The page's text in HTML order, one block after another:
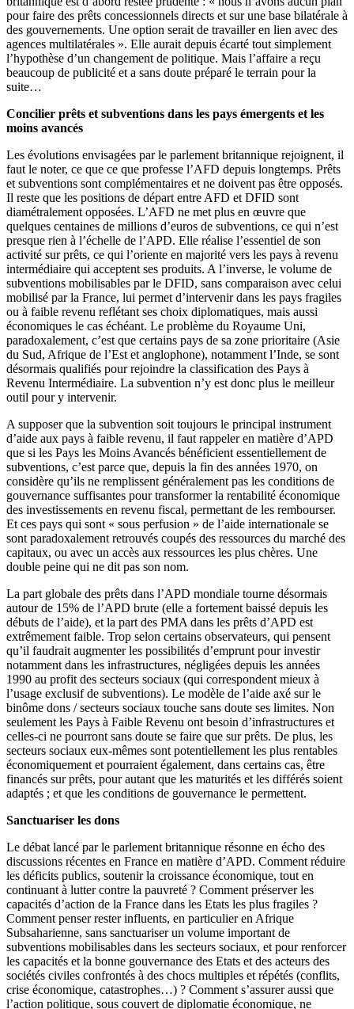
pour faire des prêts concessionnels directs et sur une base bilatérale à
des gouvernements. Une option serait de travailler en lien avec des
agences multilatérales ». Elle aurait depuis écarté tout simplement
l’hypothèse d’un changement de politique. Mais l’affaire a reçu
beaucoup de publicité et a sans doute préparé le terrain pour la
suite…
Concilier prêts et subventions dans les pays émergents et les
moins avancés
Les évolutions envisagées par le parlement britannique rejoignent, il
faut le noter, ce que ce que professe l’AFD depuis longtemps. Prêts
et subventions sont complémentaires et ne doivent pas être opposés.
Il reste que les positions de départ entre AFD et DFID sont
diamétralement opposées. L’AFD ne met plus en œuvre que
quelques centaines de millions d’euros de subventions, ce qui n’est
presque rien à l’échelle de l’APD. Elle réalise l’essentiel de son
activité sur prêts, ce qui l’oriente en majorité vers les pays à revenu
intermédiaire qui acceptent ses produits. A l’inverse, le volume de
subventions mobilisables par le DFID, sans comparaison avec celui
mobilisé par la France, lui permet d’intervenir dans les pays fragiles
ou à faible revenu reflétant ses choix diplomatiques, mais aussi
économiques le cas échéant. Le problème du Royaume Uni,
paradoxalement, c’est que certains pays de sa zone prioritaire (Asie
du Sud, Afrique de l’Est et anglophone), notamment l’Inde, se sont
désormais qualifiés pour rejoindre la classification des Pays à
Revenu Intermédiaire. La subvention n’y est donc plus le meilleur
outil pour y intervenir.
A supposer que la subvention soit toujours le principal instrument
d’aide aux pays à faible revenu, il faut rappeler en matière d’APD
que si les Pays les Moins Avancés bénéficient essentiellement de
subventions, c’est parce que, depuis la fin des années 1970, on
considère qu’ils ne remplissent généralement pas les conditions de
gouvernance suffisantes pour transformer la rentabilité économique
des investissements en revenu fiscal, permettant de les rembourser.
Et ces pays qui sont « sous perfusion » de l’aide internationale se
sont paradoxalement retrouvés coupés des ressources du marché des
capitaux, ou avec un accès aux ressources les plus chères. Une
double peine qui ne dit pas son nom.
La part globale des prêts dans l’APD mondiale tourne désormais
autour de 15% de l’APD brute (elle a fortement baissé depuis les
débuts de l’aide), et la part des PMA dans les prêts d’APD est
extrêmement faible. Trop selon certains observateurs, qui pensent
qu’il faudrait augmenter les possibilités d’emprunt pour investir
notamment dans les infrastructures, négligées depuis les années
1990 au profit des secteurs sociaux (qui correspondent mieux à
l’usage exclusif de subventions). Le modèle de l’aide axé sur le
binôme dons / secteurs sociaux touche sans doute ses limites. Non
seulement les Pays à Faible Revenu ont besoin d’infrastructures et
celles-ci ne pourront sans doute se faire que sur prêts. De plus, les
secteurs sociaux eux-mêmes sont potentiellement les plus rentables
économiquement et pourraient également, dans certains cas, être
financés sur prêts, pour autant que les maturités et les différés soient
adaptés ; et que les conditions de gouvernance le permettent.
Sanctuariser les dons
Le débat lancé par le parlement britannique résonne en écho des
discussions récentes en France en matière d’APD. Comment réduire
les déficits publics, soutenir la croissance économique, tout en
continuant à lutter contre la pauvreté ? Comment préserver les
capacités d’action de la France dans les Etats les plus fragiles ?
Comment penser rester influents, en particulier en Afrique
Subsaharienne, sans sanctuariser un volume important de
subventions mobilisables dans les secteurs sociaux, et pour renforcer
les capacités et la bonne gouvernance des Etats et des acteurs des
sociétés civiles confrontés à des chocs multiples et répétés (conflits,
crise économique, catastrophes…) ? Comment s’assurer aussi que
l’action politique, sous couvert de diplomatie économique, ne